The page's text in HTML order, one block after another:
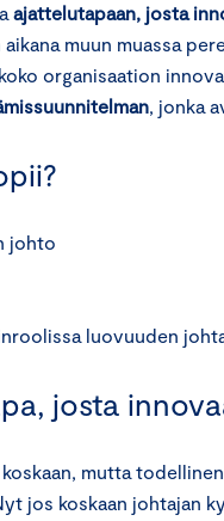
ajattelutapaan, josta
aikana muun muassa
organisaation
, jonka
johto
luovuuden
josta
mutta
jos koskaan johtajan